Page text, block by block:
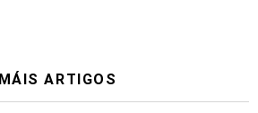
MÁIS ARTIGOS